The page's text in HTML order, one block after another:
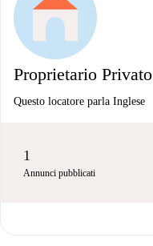
Proprietario Privato
Questo locatore parla Inglese
1
Annunci pubblicati